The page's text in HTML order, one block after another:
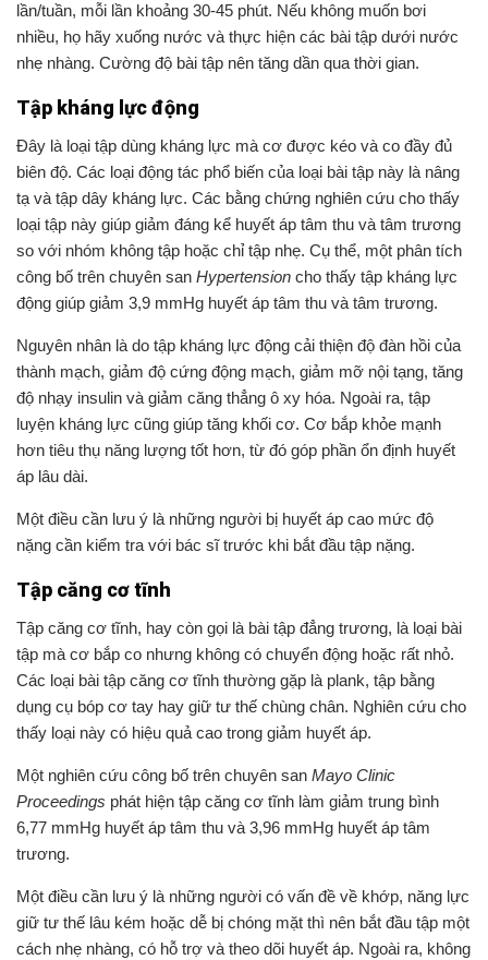
lần/tuần, mỗi lần khoảng 30-45 phút. Nếu không muốn bơi
nhiều, họ hãy xuống nước và thực hiện các bài tập dưới nước
nhẹ nhàng. Cường độ bài tập nên tăng dần qua thời gian.
Tập kháng lực động
Đây là loại tập dùng kháng lực mà cơ được kéo và co đầy đủ
biên độ. Các loại động tác phổ biến của loại bài tập này là nâng
tạ và tập dây kháng lực. Các bằng chứng nghiên cứu cho thấy
loại tập này giúp giảm đáng kể huyết áp tâm thu và tâm trương
so với nhóm không tập hoặc chỉ tập nhẹ. Cụ thể, một phân tích
công bố trên chuyên san Hypertension cho thấy tập kháng lực
động giúp giảm 3,9 mmHg huyết áp tâm thu và tâm trương.
Nguyên nhân là do tập kháng lực động cải thiện độ đàn hồi của
thành mạch, giảm độ cứng động mạch, giảm mỡ nội tạng, tăng
độ nhạy insulin và giảm căng thẳng ô xy hóa. Ngoài ra, tập
luyện kháng lực cũng giúp tăng khối cơ. Cơ bắp khỏe mạnh
hơn tiêu thụ năng lượng tốt hơn, từ đó góp phần ổn định huyết
áp lâu dài.
Một điều cần lưu ý là những người bị huyết áp cao mức độ
nặng cần kiểm tra với bác sĩ trước khi bắt đầu tập nặng.
Tập căng cơ tĩnh
Tập căng cơ tĩnh, hay còn gọi là bài tập đẳng trương, là loại bài
tập mà cơ bắp co nhưng không có chuyển động hoặc rất nhỏ.
Các loại bài tập căng cơ tĩnh thường gặp là plank, tập bằng
dụng cụ bóp cơ tay hay giữ tư thế chùng chân. Nghiên cứu cho
thấy loại này có hiệu quả cao trong giảm huyết áp.
Một nghiên cứu công bố trên chuyên san Mayo Clinic
Proceedings phát hiện tập căng cơ tĩnh làm giảm trung bình
6,77 mmHg huyết áp tâm thu và 3,96 mmHg huyết áp tâm
trương.
Một điều cần lưu ý là những người có vấn đề về khớp, năng lực
giữ tư thế lâu kém hoặc dễ bị chóng mặt thì nên bắt đầu tập một
cách nhẹ nhàng, có hỗ trợ và theo dõi huyết áp. Ngoài ra, không